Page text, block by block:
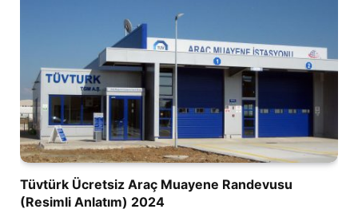
Tüvtürk Ücretsiz Araç Muayene Randevusu
(Resimli Anlatım) 2024